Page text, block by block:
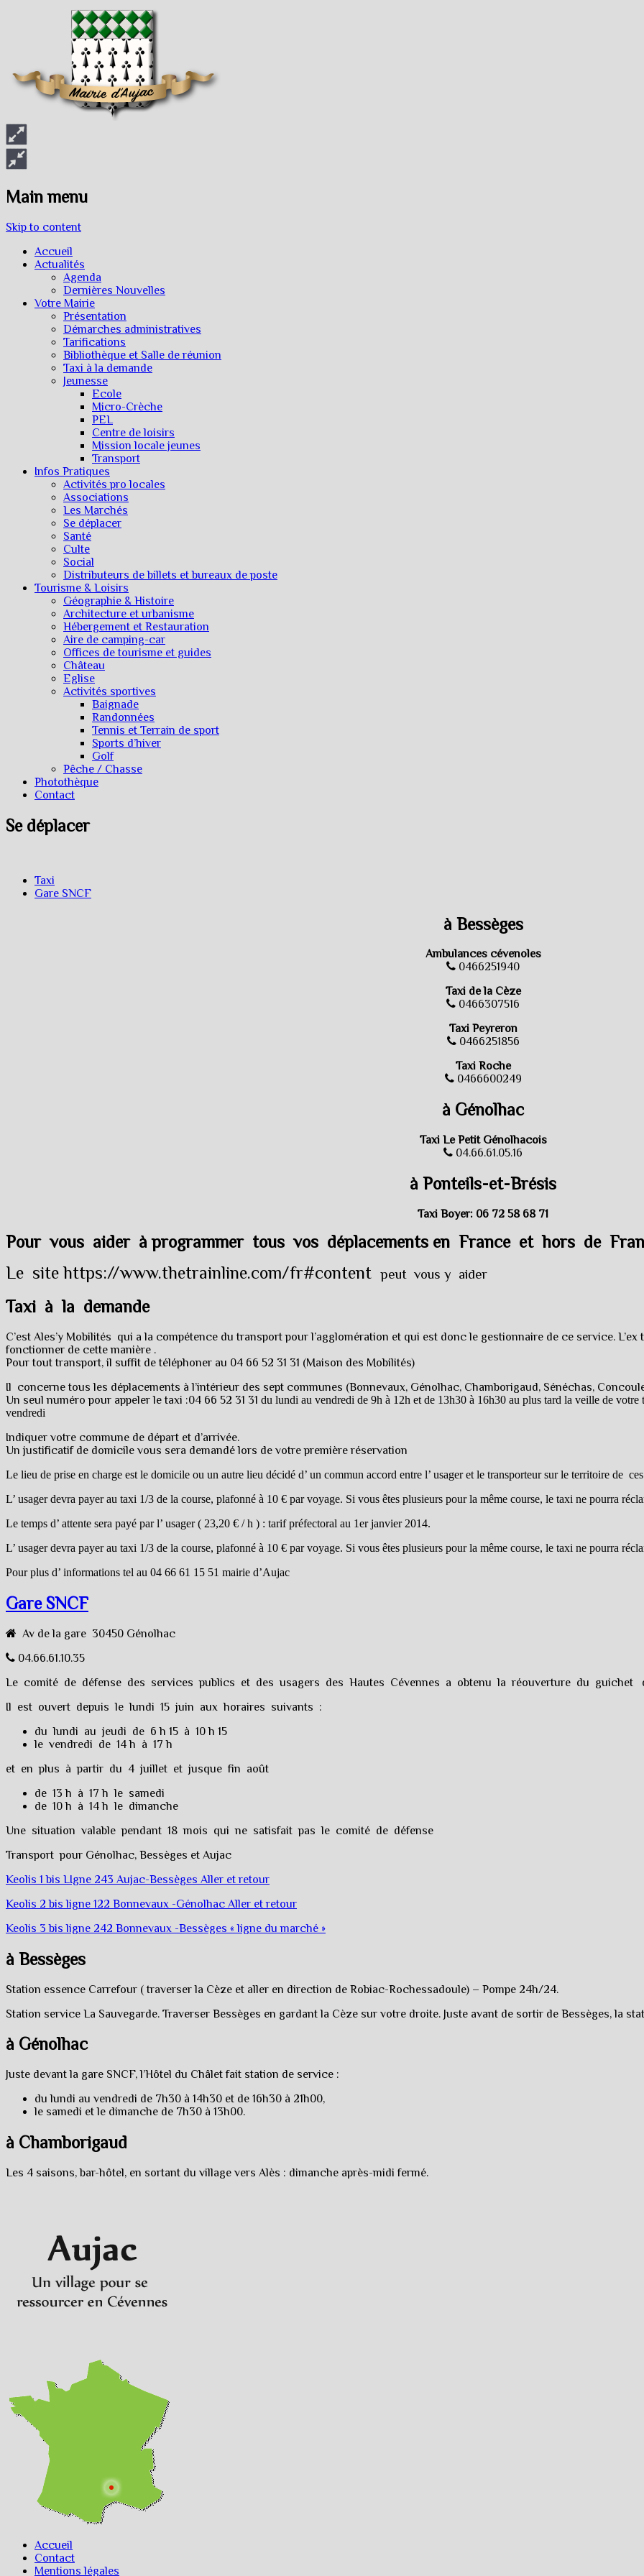
Main menu
Skip to content
Accueil
Actualités
Agenda
Dernières Nouvelles
Votre Mairie
Présentation
Démarches administratives
Tarifications
Bibliothèque et Salle de réunion
Taxi à la demande
Jeunesse
Ecole
Micro-Crèche
PEL
Centre de loisirs
Mission locale jeunes
Transport
Infos Pratiques
Activités pro locales
Associations
Les Marchés
Se déplacer
Santé
Culte
Social
Distributeurs de billets et bureaux de poste
Tourisme & Loisirs
Géographie & Histoire
Architecture et urbanisme
Hébergement et Restauration
Aire de camping-car
Offices de tourisme et guides
Château
Eglise
Activités sportives
Baignade
Randonnées
Tennis et Terrain de sport
Sports d’hiver
Golf
Pêche / Chasse
Photothèque
Contact
Se déplacer
Taxi
Gare SNCF
à Bessèges
Ambulances cévenoles
0466251940
Taxi de la Cèze
0466307516
Taxi Peyreron
0466251856
Taxi Roche
0466600249
à Génolhac
Taxi Le Petit Génolhacois
04.66.61.05.16
à Ponteils-et-Brésis
Taxi Boyer: 06 72 58 68 71
Pour vous aider à programmer tous vos déplacements en France et hors de
Le site https://www.thetrainline.com/fr#content peut vous y aider
Taxi à la demande
C’est Ales’y Mobilités qui a la compétence du transport pour l’agglomération et qui est donc le gestionnaire de ce service.
fonctionner de cette manière .
Pour tout transport, il suffit de téléphoner au 04 66 52 31 31 (Maison des Mobilités)
Il concerne tous les déplacements à l’intérieur des sept communes (Bonnevaux, Génolhac, Chamborigaud, Sénéchas,
Un seul numéro pour appeler le taxi :04 66 52 31 31 du lundi au vendredi de 9h à 12h et de 13h30 à 16h30 au plus tard la veille de
vendredi
Indiquer votre commune de départ et d’arrivée.
Un justificatif de domicile vous sera demandé lors de votre première réservation
Le lieu de prise en charge est le domicile ou un autre lieu décidé d’ un commun accord entre l’ usager et le transporteur sur le territoire de
L’ usager devra payer au taxi 1/3 de la course, plafonné à 10 € par voyage. Si vous êtes plusieurs pour la même course, le taxi ne pourra
Le temps d’ attente sera payé par l’ usager ( 23,20 € / h ) : tarif préfectoral au 1er janvier 2014.
L’ usager devra payer au taxi 1/3 de la course, plafonné à 10 € par voyage. Si vous êtes plusieurs pour la même course, le taxi ne pourra
Pour plus d’ informations tel au 04 66 61 15 51 mairie d’Aujac
Gare SNCF
Av de la gare 30450 Génolhac
04.66.61.10.35
Le comité de défense des services publics et des usagers des Hautes Cévennes a obtenu la réouverture du guichet
Il est ouvert depuis le lundi 15 juin aux horaires suivants :
du lundi au jeudi de 6 h 15 à 10 h 15
le vendredi de 14 h à 17 h
et en plus à partir du 4 juillet et jusque fin août
de 13 h à 17 h le samedi
de 10 h à 14 h le dimanche
Une situation valable pendant 18 mois qui ne satisfait pas le comité de défense
Transport pour Génolhac, Bessèges et Aujac
Keolis 1 bis LIgne 243 Aujac-Bessèges Aller et retour
Keolis 2 bis ligne 122 Bonnevaux -Génolhac Aller et retour
Keolis 3 bis ligne 242 Bonnevaux -Bessèges « ligne du marché »
à Bessèges
Station essence Carrefour ( traverser la Cèze et aller en direction de Robiac-Rochessadoule) – Pompe 24h/24.
Station service La Sauvegarde. Traverser Bessèges en gardant la Cèze sur votre droite. Juste avant de sortir de Bessèges, la
à Génolhac
Juste devant la gare SNCF, l’Hôtel du Châlet fait station de service :
du lundi au vendredi de 7h30 à 14h30 et de 16h30 à 21h00,
le samedi et le dimanche de 7h30 à 13h00.
à Chamborigaud
Les 4 saisons, bar-hôtel, en sortant du village vers Alès : dimanche après-midi fermé.
Accueil
Contact
Mentions légales